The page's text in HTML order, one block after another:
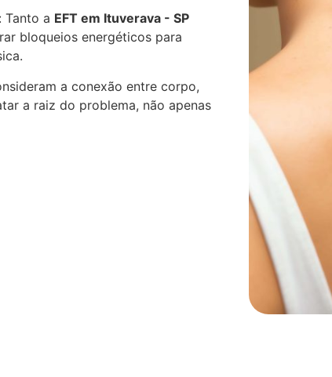
Tanto a EFT em Ituverava - SP
bloqueios energéticos para
a conexão entre corpo,
a raiz do problema, não apenas